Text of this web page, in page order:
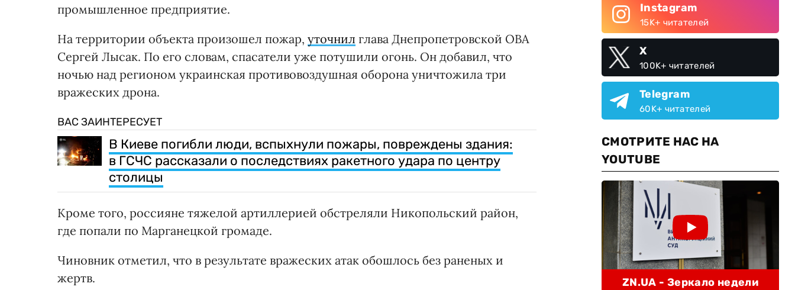
промышленное предприятие.
На территории объекта произошел пожар, уточнил глава Днепропетровской ОВА
Сергей Лысак. По его словам, спасатели уже потушили огонь. Он добавил, что
ночью над регионом украинская противовоздушная оборона уничтожила три
вражеских дрона.
ВАС ЗАИНТЕРЕСУЕТ
В Киеве погибли люди, вспыхнули пожары, повреждены здания:
в ГСЧС рассказали о последствиях ракетного удара по центру
столицы
Кроме того, россияне тяжелой артиллерией обстреляли Никопольский район,
где попали по Марганецкой громаде.
Чиновник отметил, что в результате вражеских атак обошлось без раненых и
жертв.
Instagram
15K+ читателей
X
100K+ читателей
Telegram
60K+ читателей
СМОТРИТЕ НАС НА
YOUTUBE
ZN.UA - Зеркало недели